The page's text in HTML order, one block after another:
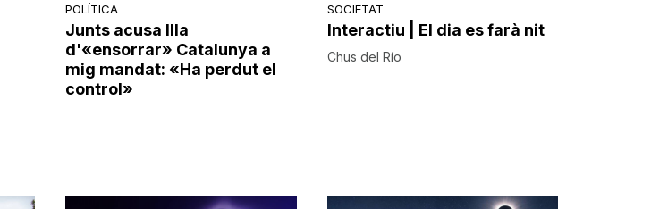
POLÍTICA
Junts acusa Illa
d'«ensorrar» Catalunya a
mig mandat: «Ha perdut el
control»
SOCIETAT
Interactiu | El dia es farà nit
Chus del Río